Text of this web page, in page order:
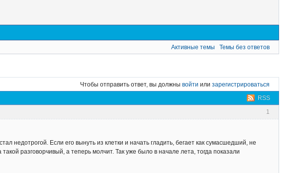
Активные темы Темы без ответов
Чтобы отправить ответ, вы должнывойти илизарегистрироваться
RSS
1
недотрогой. Если его вынуть из клетки и начать гладить, бегает как сумасшедший, не
разговорчивый, а теперь молчит. Так уже было в начале лета, тогда показали